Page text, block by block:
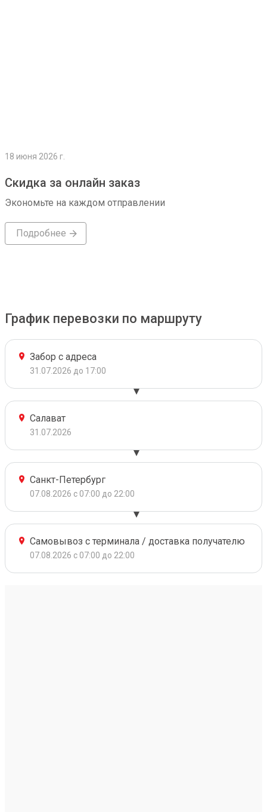
18 июня 2026 г.
Скидка за онлайн заказ
Экономьте на каждом отправлении
Подробнее
График перевозки по маршруту
Забор с адреса
31.07.2026 до 17:00
Салават
31.07.2026
Санкт-Петербург
07.08.2026 с 07:00 до 22:00
Самовывоз с терминала / доставка получателю
07.08.2026 с 07:00 до 22:00